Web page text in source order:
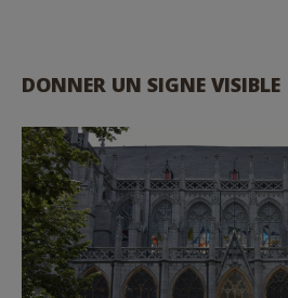
DONNER UN SIGNE VISIBLE